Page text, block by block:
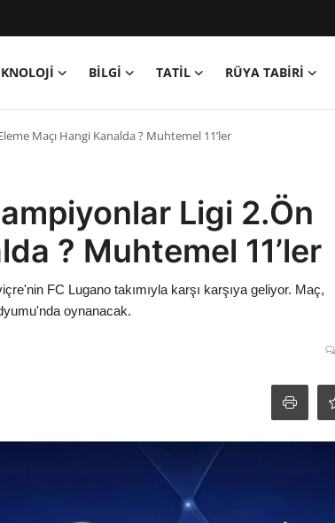
BİLGİ TATİL RÜYA TABİRİ
Maçı Hangi Kanalda ? Muhtemel 11’ler
Ligi 2.Ön
? Muhtemel 11’ler
FC Lugano takımıyla karşı karşıya geliyor. Maç,
oynanacak​.